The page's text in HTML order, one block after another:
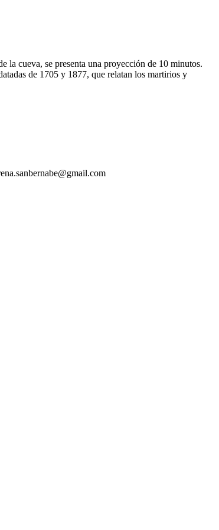
la cueva, se presenta una proyección de 10 minutos.
de 1705 y 1877, que relatan los martirios y